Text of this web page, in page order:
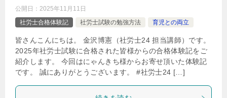
公開日： 2025年11月11日
社労士合格体験記
社労士試験の勉強方法 育児との両立
皆さんこんにちは。 金沢博憲（社労士24 担当講師）です。
2025年社労士試験に合格された皆様からの合格体験記をご
紹介します。 今回はにゃんきち様からお寄せ頂いた体験記
です。 誠にありがとうございます。 #社労士24 […]